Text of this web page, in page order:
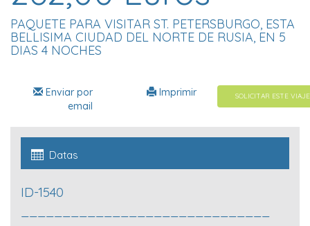
PAQUETE PARA VISITAR ST. PETERSBURGO, ESTA
BELLISIMA CIUDAD DEL NORTE DE RUSIA, EN 5
DIAS 4 NOCHES
SOLICITAR ESTE VIAJE
Imprimir
Enviar por
email
Datas
ID-1540